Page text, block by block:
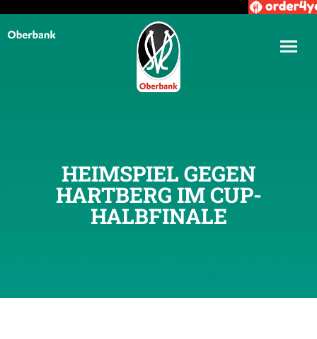
HEIMSPIEL GEGEN
HARTBERG IM CUP-
HALBFINALE